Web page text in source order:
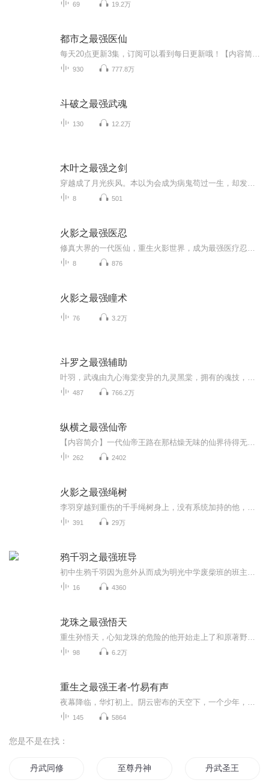
69 19.2万
都市之最强医仙
930 777.8万
斗破之最强武魂
130 12.2万
木叶之最强之剑
8 501
火影之最强医忍
8 876
火影之最强瞳术
76 3.2万
斗罗之最强辅助
487 766.2万
纵横之最强仙帝
262 2402
火影之最强绳树
391 29万
鸦千羽之最强班导
16 4360
龙珠之最强悟天
98 6.2万
重生之最强王者-竹易有声
145 5864
您是不是在找：
丹武同修 至尊丹神 丹武圣王